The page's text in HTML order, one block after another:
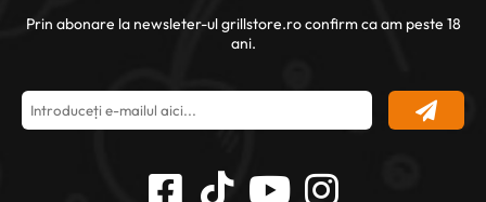
Prin abonare la newsleter-ul grillstore.ro confirm ca am peste 18
ani.